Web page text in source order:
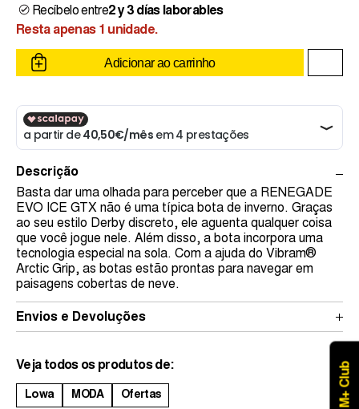
Recíbelo entre2 y 3 días laborables
Resta apenas 1 unidade.
Adicionar ao carrinho
Descrição
Basta dar uma olhada para perceber que a RENEGADE
EVO ICE GTX não é uma típica bota de inverno. Graças
ao seu estilo Derby discreto, ele aguenta qualquer coisa
que você jogue nele. Além disso, a bota incorpora uma
tecnologia especial na sola. Com a ajuda do Vibram®
Arctic Grip, as botas estão prontas para navegar em
paisagens cobertas de neve.
Envios e Devoluções
Veja todos os produtos de:
Lowa MODA Ofertas M+ Club